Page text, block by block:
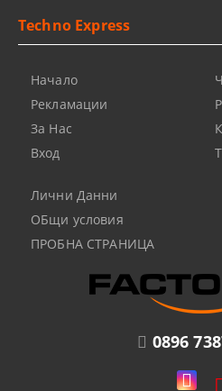
0896
Techno Express
Начало
Рекламации
За Нас
Вход
Лични Данни
ОБщи условия
ПРОБНА СТРАНИЦА